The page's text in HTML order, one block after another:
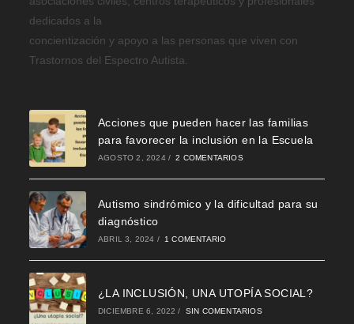
dedicados a la
concientización y apoyo a las personas que viven con
Trastornos del Espectro Autista.
Acciones que pueden hacer las familias
para favorecer la inclusión en la Escuela
AGOSTO 2, 2024 / 2 COMENTARIOS
Autismo sindrómico y la dificultad para su
diagnóstico
ABRIL 3, 2024 / 1 COMENTARIO
¿LA INCLUSIÓN, UNA UTOPÍA SOCIAL?
DICIEMBRE 6, 2022 / SIN COMENTARIOS